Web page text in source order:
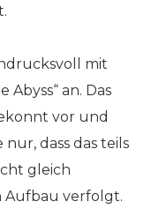
mit
an. Das
vor und
dass das teils
gleich
Aufbau verfolgt.